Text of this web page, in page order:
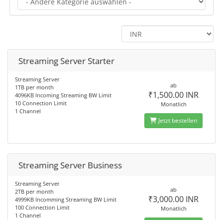
Streaming Server Starter
Streaming Server
1TB per month
4096KB Incoming Streaming BW Limit
10 Connection Limit
1 Channel
ab
₹1,500.00 INR
Monatlich
Jetzt bestellen
Streaming Server Business
Streaming Server
2TB per month
4999KB Incomming Streaming BW Limit
100 Connection Limit
1 Channel
ab
₹3,000.00 INR
Monatlich